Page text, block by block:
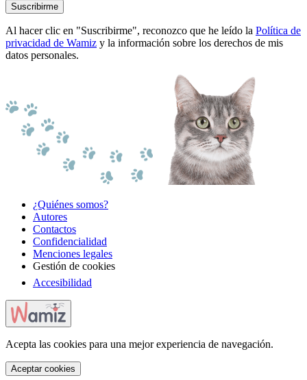
Suscribirme
Al hacer clic en "Suscribirme", reconozco que he leído la Política de
privacidad de Wamiz y la información sobre los derechos de mis
datos personales.
¿Quiénes somos?
Autores
Contactos
Confidencialidad
Menciones legales
Gestión de cookies
Accesibilidad
Acepta las cookies para una mejor experiencia de navegación.
Aceptar cookies